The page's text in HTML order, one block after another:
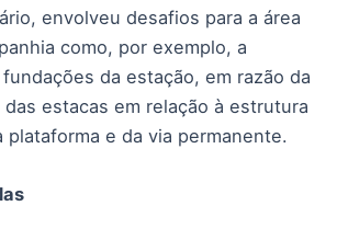
envolveu desafios para a área
como, por exemplo, a
da estação, em razão da
estacas em relação à estrutura
plataforma e da via permanente.